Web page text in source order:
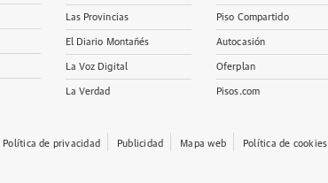
Las Provincias
El Diario Montañés
La Voz Digital
La Verdad
Piso Compartido
Autocasión
Oferplan
Pisos.com
Política de privacidad Publicidad Mapa web Política de cookies